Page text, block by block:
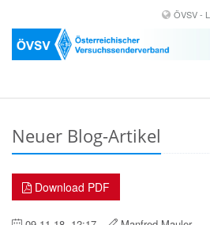
ÖVSV -
Neuer Blog-Artikel
Download PDF